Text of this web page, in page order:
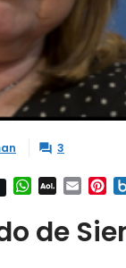
 3
WhatsApp
AOL Email
de